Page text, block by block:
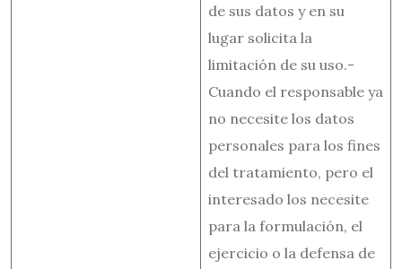
de sus datos y en su
lugar solicita la
limitación de su uso.-
Cuando el responsable ya
no necesite los datos
personales para los fines
del tratamiento, pero el
interesado los necesite
para la formulación, el
ejercicio o la defensa de